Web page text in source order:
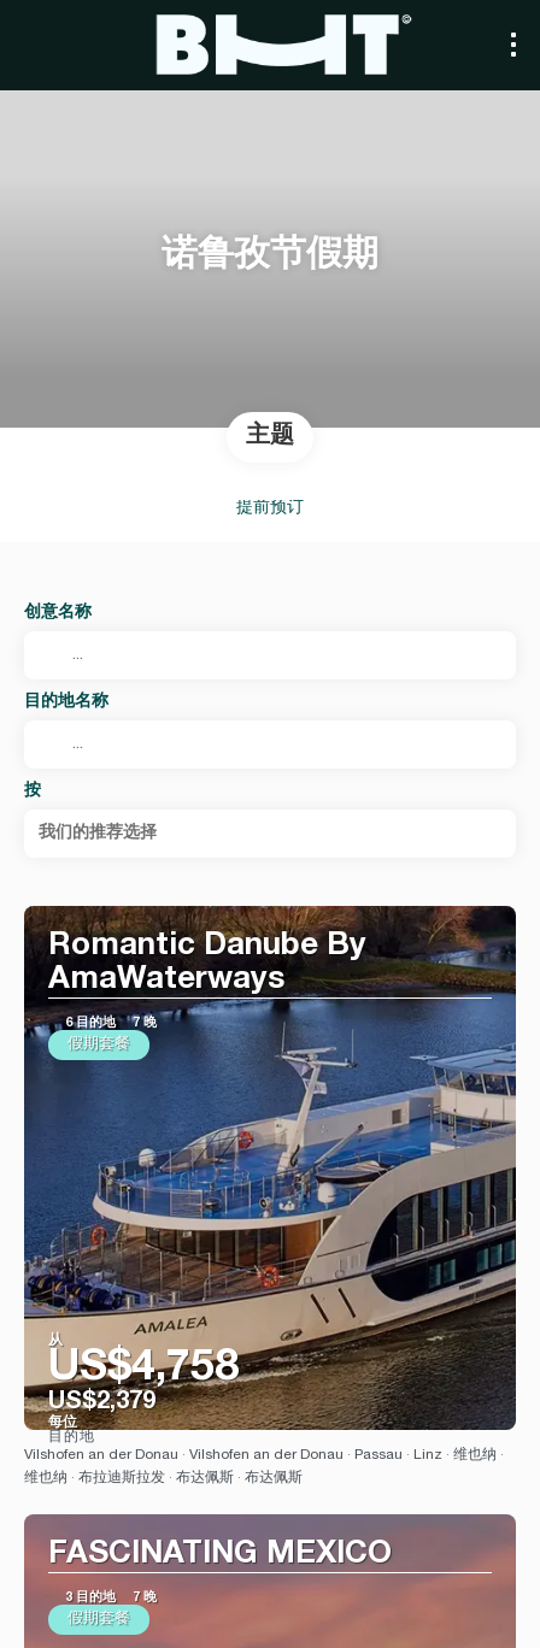
诺鲁孜节假期
主题
提前预订
创意名称
目的地名称
按
我们的推荐选择
Romantic Danube By
AmaWaterways
6 目的地 7 晚
假期套餐
从
US$4,758
US$2,379
每位
看到
目的地
Vilshofen an der Donau · Vilshofen an der Donau · Passau · Linz · 维也纳 ·
维也纳 · 布拉迪斯拉发 · 布达佩斯 · 布达佩斯
FASCINATING MEXICO
3 目的地 7 晚
假期套餐